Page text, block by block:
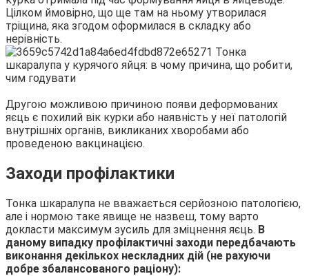
Цілком ймовірно, що ще там на ньому утворилася
тріщина, яка згодом оформилася в складку або
нерівність.
Другою можливою причиною появи деформованих
яєць є похилий вік курки або наявність у неї патологій
внутрішніх органів, викликаних хворобами або
проведеною вакцинацією.
Заходи профілактики
Тонка шкаралупа не вважається серйозною патологією,
але і нормою таке явище не назвеш, тому варто
докласти максимум зусиль для зміцнення яєць. В
даному випадку профілактичні заходи передбачають
виконання декількох нескладних дій (не рахуючи
добре збалансованого раціону):